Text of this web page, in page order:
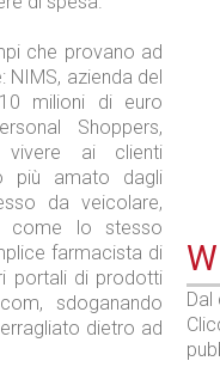
che provano ad
azienda del
milioni di euro
Shoppers,
vivere ai clienti
più amato dagli
da veicolare,
come lo stesso
farmacista di
portali di prodotti
sdoganando
dietro ad